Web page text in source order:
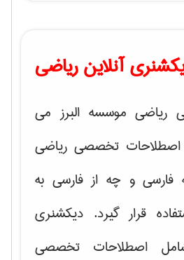
آنلاین ریاضی
موسسه البرز می
اصطلاحات تخصصی ریاضی
فارسی و چه از فارسی به
قرار گیرد. دیکشنری
اصطلاحات تخصصی